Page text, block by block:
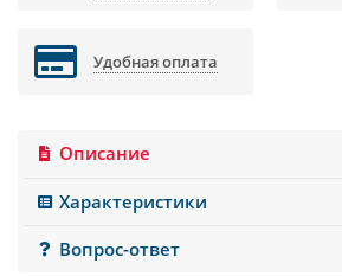
Удобная оплата
Описание
Характеристики
Вопрос-ответ